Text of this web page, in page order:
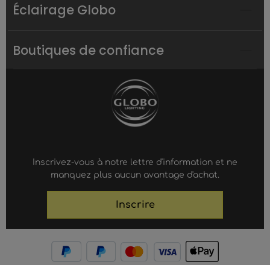
Éclairage Globo
Boutiques de confiance
Inscrivez-vous à notre lettre d'information et ne
manquez plus aucun avantage d'achat.
Inscrire